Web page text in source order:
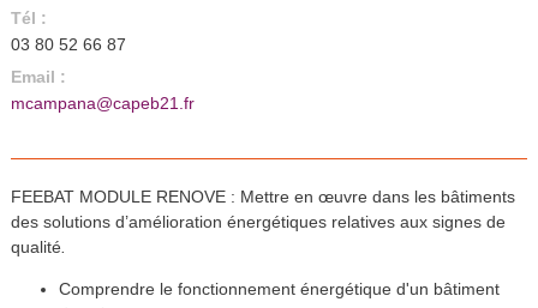
Tél :
03 80 52 66 87
Email :
mcampana@capeb21.fr
FEEBAT MODULE RENOVE : Mettre en œuvre dans les bâtiments
des solutions d’amélioration énergétiques relatives aux signes de
qualité.
Comprendre le fonctionnement énergétique d'un bâtiment